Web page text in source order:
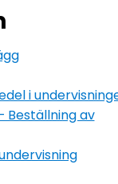
i
Beställning av